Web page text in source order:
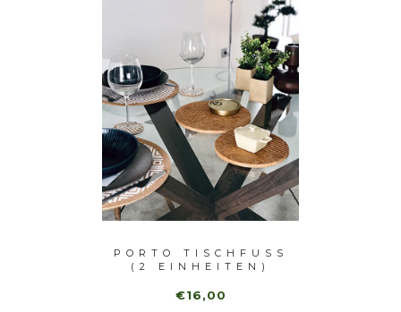
PORTO TISCHFUSS (
2 EINHEITEN)
€16,00